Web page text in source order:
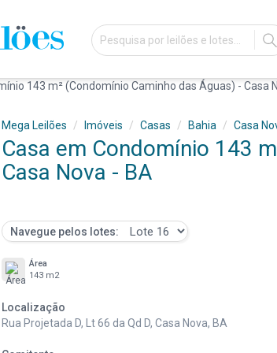
IR
Mega Leilões Imóveis Casas Bahia Casa
Casa em Condomínio 143
Casa Nova - BA
Navegue pelos lotes:
Área
143 m2
Localização
Rua Projetada D, Lt 66 da Qd D, Casa Nova, BA